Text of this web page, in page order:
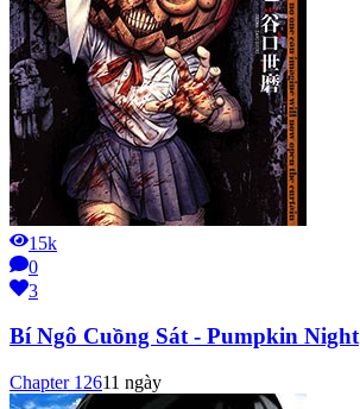
15k
0
3
Bí Ngô Cuồng Sát - Pumpkin Night
Chapter 12611 ngày